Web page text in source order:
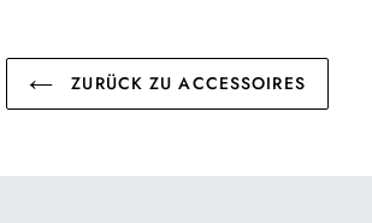
ZURÜCK ZU ACCESSOIRES